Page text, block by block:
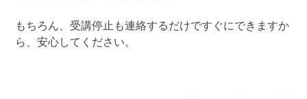
もちろん、受講停止も連絡するだけですぐにできますか
ら、安心してください。